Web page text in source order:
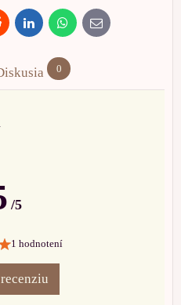
LinkedInWhatsApp
E-
mail
0
/5
1 hodnotení